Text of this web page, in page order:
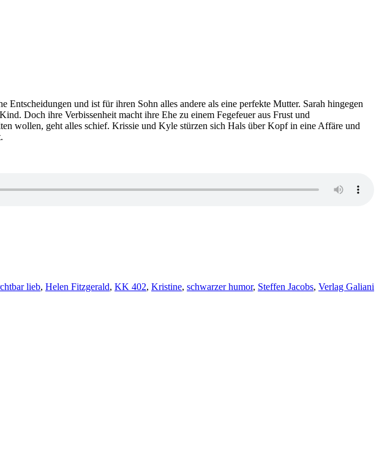
und ist für ihren Sohn alles andere als eine perfekte Mutter. Sarah hingegen
Doch ihre Verbissenheit macht ihre Ehe zu einem Fegefeuer aus Frust und
wollen, geht alles schief. Krissie und Kyle stürzen sich Hals über Kopf in eine Affäre und
lieb, Helen Fitzgerald, KK 402, Kristine, schwarzer humor, Steffen Jacobs, Verlag Galiani